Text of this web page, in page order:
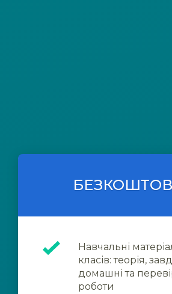
Навчальні
класів: теорія,
домашні та
роботи